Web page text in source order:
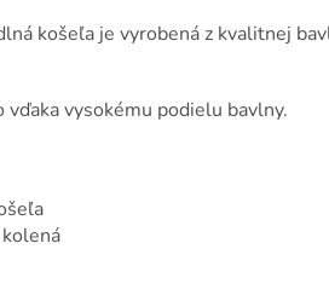
košeľa je vyrobená z kvalitnej
vysokému podielu bavlny.